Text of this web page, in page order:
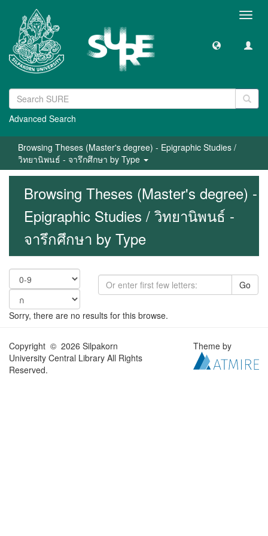
Advanced Search
Browsing Theses (Master's degree) - Epigraphic Studies /
วิทยานิพนธ์ - จารึกศึกษา by Type
Browsing Theses (Master's degree) -
Epigraphic Studies / วิทยานิพนธ์ -
จารึกศึกษา by Type
Go
Sorry, there are no results for this browse.
Copyright © 2026 Silpakorn
University Central Library All Rights
Reserved.
Theme by